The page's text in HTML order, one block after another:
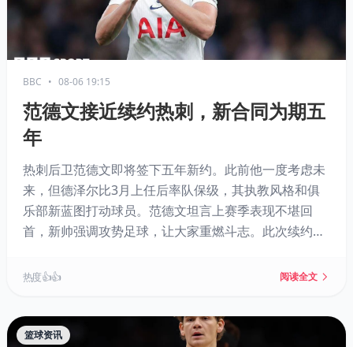
BBC • 08-06 19:15
范德文接近续约热刺，新合同为期五
年
热刺后卫范德文即将签下五年新约。此前他一度考虑未
来，但德泽尔比3月上任后率队保级，其执教风格和俱
乐部新蓝图打动球员。范德文坦言上赛季表现不堪回
首，新帅强调攻势足球，让大家重燃斗志。此次续约标
热度 👍👍 阅读全文
篮球资讯